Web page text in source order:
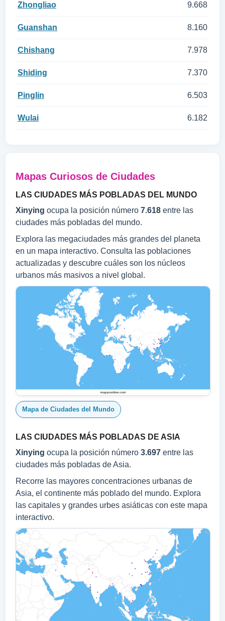
Zhongliao 9.668
Guanshan 8.160
Chishang 7.978
Shiding 7.370
Pinglin 6.503
Wulai 6.182
Mapas Curiosos de Ciudades
LAS CIUDADES MÁS POBLADAS DEL MUNDO
Xinying ocupa la posición número 7.618 entre las
ciudades más pobladas del mundo.
Explora las megaciudades más grandes del planeta
en un mapa interactivo. Consulta las poblaciones
actualizadas y descubre cuáles son los núcleos
urbanos más masivos a nivel global.
Mapa de Ciudades del Mundo
LAS CIUDADES MÁS POBLADAS DE ASIA
Xinying ocupa la posición número 3.697 entre las
ciudades más pobladas de Asia.
Recorre las mayores concentraciones urbanas de
Asia, el continente más poblado del mundo. Explora
las capitales y grandes urbes asiáticas con este mapa
interactivo.